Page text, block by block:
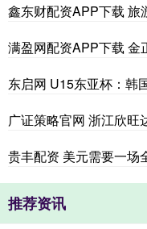
鑫东财配资APP下载 旅
满盈网配资APP下载 金
东启网 U15东亚杯：韩
广证策略官网 浙江欣旺
贵丰配资 美元需要一场
推荐资讯